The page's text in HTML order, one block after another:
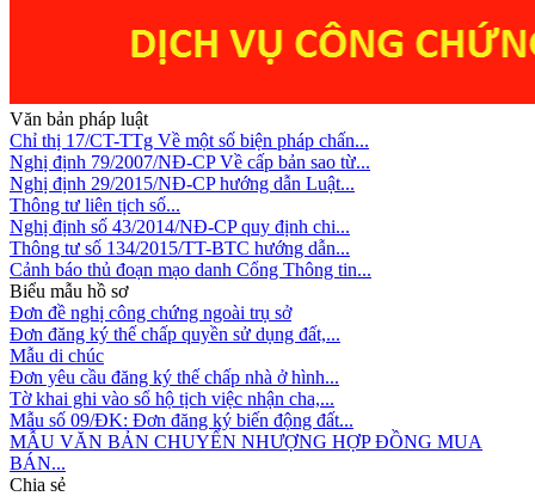
Văn bản pháp luật
Chỉ thị 17/CT-TTg Về một số biện pháp chấn...
Nghị định 79/2007/NĐ-CP Về cấp bản sao từ...
Nghị định 29/2015/NĐ-CP hướng dẫn Luật...
Thông tư liên tịch số...
Nghị định số 43/2014/NĐ-CP quy định chi...
Thông tư số 134/2015/TT-BTC hướng dẫn...
Cảnh báo thủ đoạn mạo danh Cổng Thông tin...
Biểu mẫu hồ sơ
Đơn đề nghị công chứng ngoài trụ sở
Đơn đăng ký thế chấp quyền sử dụng đất,...
Mẫu di chúc
Đơn yêu cầu đăng ký thế chấp nhà ở hình...
Tờ khai ghi vào sổ hộ tịch việc nhận cha,...
Mẫu số 09/ĐK: Đơn đăng ký biến động đất...
MẪU VĂN BẢN CHUYỂN NHƯỢNG HỢP ĐỒNG MUA
BÁN...
Chia sẻ